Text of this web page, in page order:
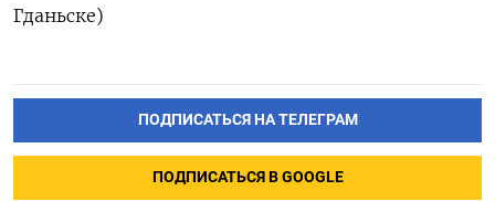
Гданьске)
ПОДПИСАТЬСЯ НА ТЕЛЕГРАМ
ПОДПИСАТЬСЯ В GOOGLE